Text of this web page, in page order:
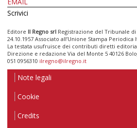
Scrivici
Editore Il Regno srl Registrazione del Tribunale di
24.10.1957 Associato all’Unione Stampa Periodica
La testata usufruisce dei contributi diretti editoria
Direzione e redazione Via del Monte 5 40126
051 0956310 ilregno@ilregno.it
Note legali
Cookie
Credits